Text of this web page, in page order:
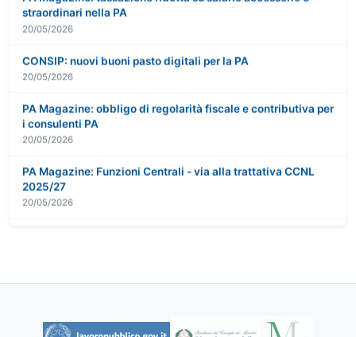
straordinari nella PA
20/05/2026
CONSIP: nuovi buoni pasto digitali per la PA
20/05/2026
PA Magazine: obbligo di regolarità fiscale e contributiva per
i consulenti PA
20/05/2026
PA Magazine: Funzioni Centrali - via alla trattativa CCNL
2025/27
20/05/2026
PA Magazine: sulla firma del CCNL Funz. Centrali - la